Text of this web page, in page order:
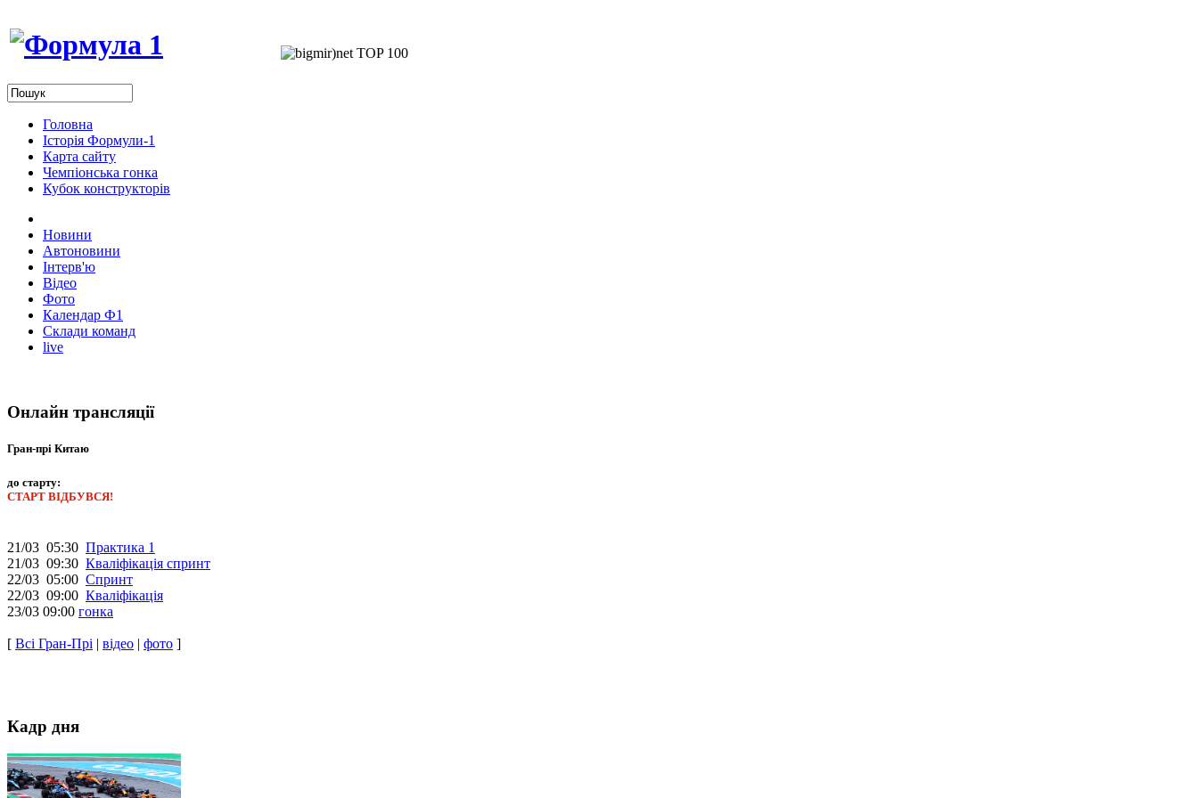
Головна
Історія Формули-1
Карта сайту
Чемпіонська гонка
Кубок конструкторів
Новини
Автоновини
Інтерв'ю
Відео
Фото
Календар Ф1
Склади команд
live
Онлайн трансляції
Гран-прі Китаю
до старту:
СТАРТ ВІДБУВСЯ!
21/03 05:30 Практика 1
21/03 09:30 Кваліфікація спринт
22/03 05:00 Спринт
22/03 09:00 Кваліфікація
23/03 09:00 гонка
[ Всі Гран-Прі | відео | фото ]
Кадр дня